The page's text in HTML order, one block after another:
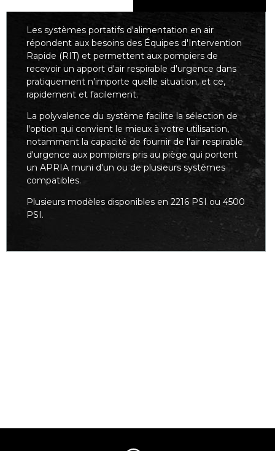
Les systèmes portatifs d'alimentation en air
répondent aux besoins des Équipes d'Intervention
Rapide (RIT) et permettent aux pompiers de
recevoir un apport d'air respirable d'urgence dans
pratiquement n'importe quelle situation, et ce,
rapidement et facilement.
La polyvalence du système facilite la sélection de
l'option qui convient le mieux à votre utilisation,
notamment la capacité de fournir de l'air respirable
d'urgence aux pompiers pris au piège qui portent
un APRIA muni d'un ou de plusieurs systèmes
compatibles.
Plusieurs modèles disponibles en 2216 PSI ou 4500
PSI.